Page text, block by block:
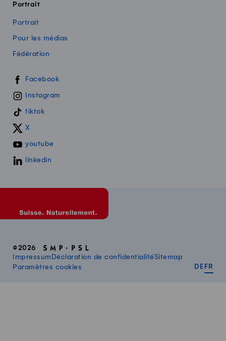
Portrait
Portrait
Pour les médias
Fédération
Swissmilk sur les réseaux sociaux
Facebook
Instagram
tiktok
X
youtube
linkedin
©2026
Impressum Déclaration de confidentialitéSitemap
Paramètres cookies
DE FR